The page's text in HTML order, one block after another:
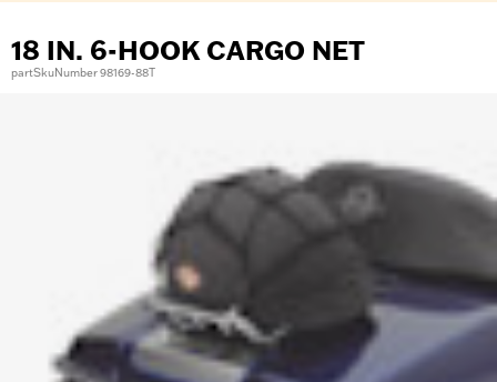
18 IN. 6-HOOK CARGO NET
partSkuNumber 98169-88T